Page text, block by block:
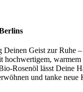
Geist zur
hochwertigem,
Rosenöl lässt Deine
und tanke